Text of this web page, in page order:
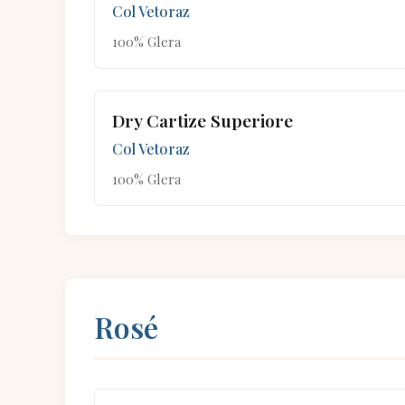
Col Vetoraz
100% Glera
Dry Cartize Superiore
Col Vetoraz
100% Glera
Rosé